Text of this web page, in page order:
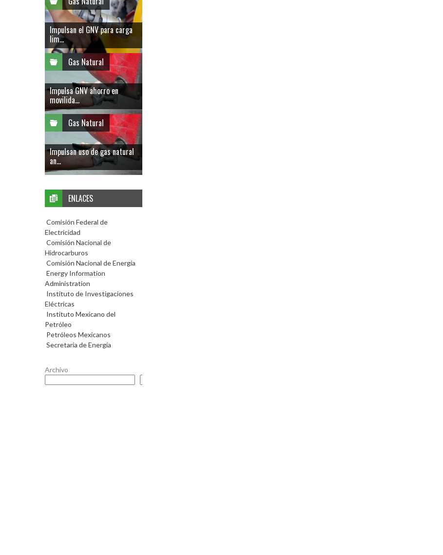
Impulsan el GNV para carga
lim...
Gas Natural
Impulsa GNV ahorro en
movilida...
Gas Natural
Impulsan uso de gas natural
an...
ENLACES
Comisión Federal de
Electricidad
Comisión Nacional de
Hidrocarburos
Comisión Nacional de Energía
Energy Information
Administration
Instituto de Investigaciones
Eléctricas
Instituto Mexicano del
Petróleo
Petróleos Mexicanos
Secretaría de Energía
Archivo